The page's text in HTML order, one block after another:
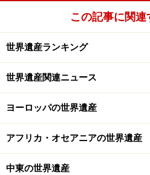
この記事に関連
世界遺産ランキング
世界遺産関連ニュース
ヨーロッパの世界遺産
アフリカ・オセアニアの世界遺産
中東の世界遺産